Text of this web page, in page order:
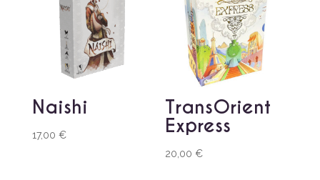
Naishi
17,00 €
TransOrient
Express
20,00€